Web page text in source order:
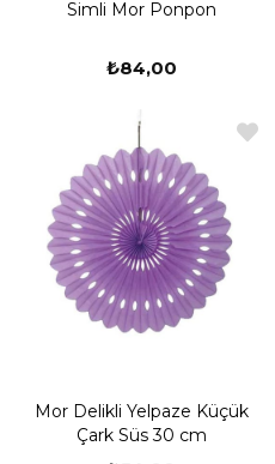
Simli Mor Ponpon
₺84,00
Mor Delikli Yelpaze Küçük
Çark Süs 30 cm